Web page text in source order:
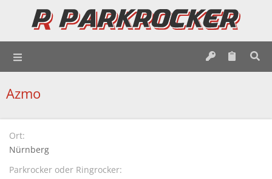
Azmo
Ort
Nürnberg
Parkrocker oder Ringrocker